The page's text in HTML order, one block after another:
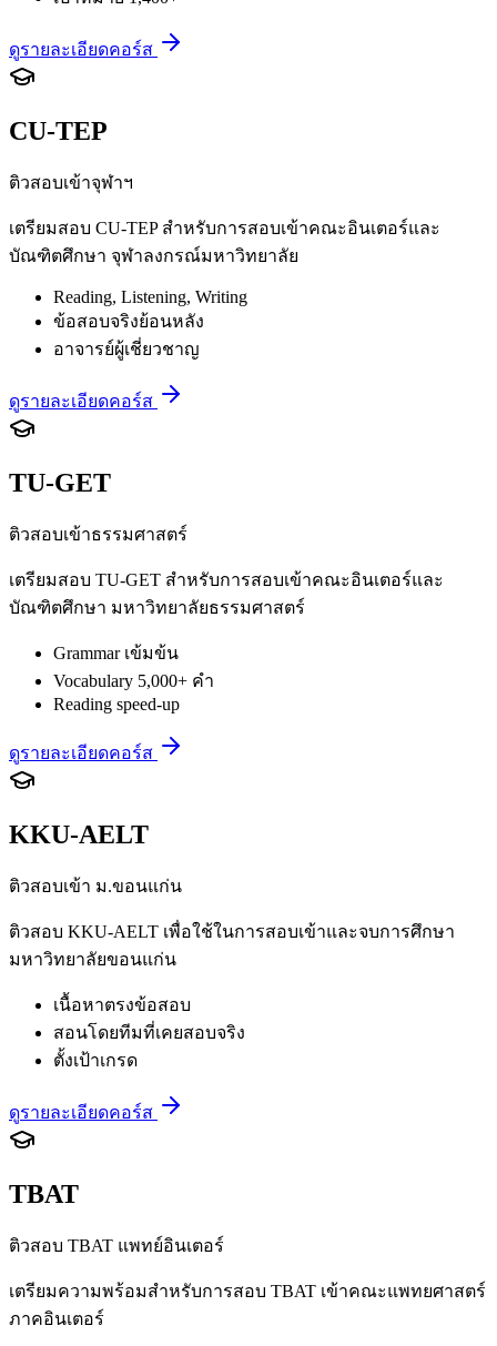
ดูรายละเอียดคอร์ส
CU-TEP
ติวสอบเข้าจุฬาฯ
เตรียมสอบ CU-TEP สำหรับการสอบเข้าคณะอินเตอร์และ
บัณฑิตศึกษา จุฬาลงกรณ์มหาวิทยาลัย
Reading, Listening, Writing
ข้อสอบจริงย้อนหลัง
อาจารย์ผู้เชี่ยวชาญ
ดูรายละเอียดคอร์ส
TU-GET
ติวสอบเข้าธรรมศาสตร์
เตรียมสอบ TU-GET สำหรับการสอบเข้าคณะอินเตอร์และ
บัณฑิตศึกษา มหาวิทยาลัยธรรมศาสตร์
Grammar เข้มข้น
Vocabulary 5,000+ คำ
Reading speed-up
ดูรายละเอียดคอร์ส
KKU-AELT
ติวสอบเข้า ม.ขอนแก่น
ติวสอบ KKU-AELT เพื่อใช้ในการสอบเข้าและจบการศึกษา
มหาวิทยาลัยขอนแก่น
เนื้อหาตรงข้อสอบ
สอนโดยทีมที่เคยสอบจริง
ตั้งเป้าเกรด
ดูรายละเอียดคอร์ส
TBAT
ติวสอบ TBAT แพทย์อินเตอร์
เตรียมความพร้อมสำหรับการสอบ TBAT เข้าคณะแพทยศาสตร์
ภาคอินเตอร์